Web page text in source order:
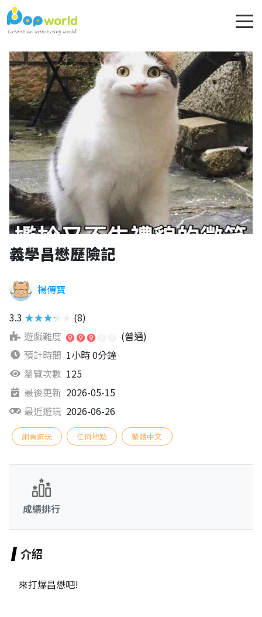
義學昌懋歷險記
楊傳寶
3.3 ★★★★★
(8)
遊戲難度
(普通)
預計時間 1小時 0分鐘
瀏覽次數 125
最後更新 2026-05-15
最近遊玩 2026-06-26
網頁遊玩 任何地點 繁體中文
成績排行
介紹
來打爆昌懋吧!